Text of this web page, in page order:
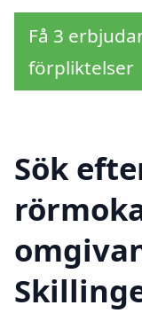
Få 3
förpliktelser
Sök